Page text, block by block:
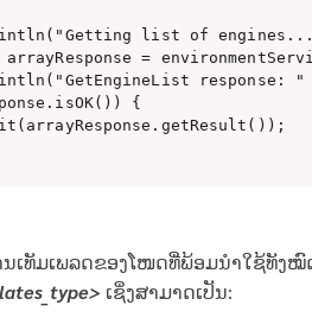
list of
arrayResponse =
response: "
{
ເທັມເພລດຂອງໂໜດທີ່ພ້ອມນໍາໃຊ້ທັງໝົ
ເຊິ່ງສາມາດເປັນ: